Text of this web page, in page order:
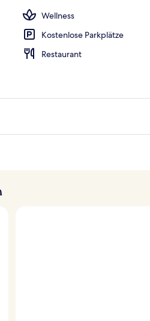
Wellness
Kostenlose Parkplätze
Restaurant